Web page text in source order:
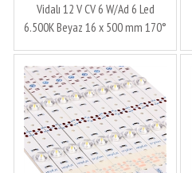
Vidalı 12 V CV 6 W/Ad 6 Led
6.500K Beyaz 16 x 500 mm 170°